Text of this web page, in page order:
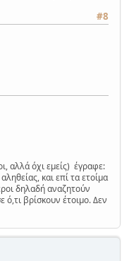
#8
αλλά όχι εμείς) έγραφε:
και επί τα ετοίμα
δηλαδή αναζητούν
ό,τι βρίσκουν έτοιμο. Δεν